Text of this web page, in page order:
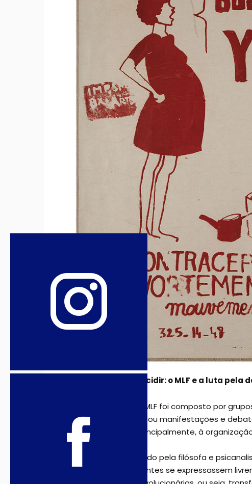
Pelo direito de decidir: o MLF e a luta
Criado em 1970, o MLF foi composto por
Movimento organizou manifestações e
política, graças, principalmente, à
Articulado e animado pela filósofa e
inúmeras participantes se expressassem